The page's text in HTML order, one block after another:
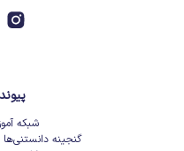
شبکه
گنجینه